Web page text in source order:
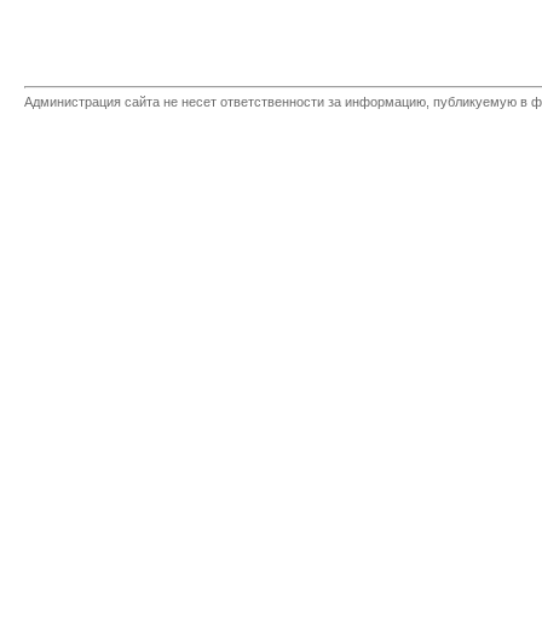
Администрация сайта не несет ответственности за информацию, публикуемую